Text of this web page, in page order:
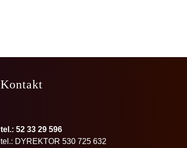
Kontakt
tel.: 52 33 29 596
tel.: DYREKTOR 530 725 632